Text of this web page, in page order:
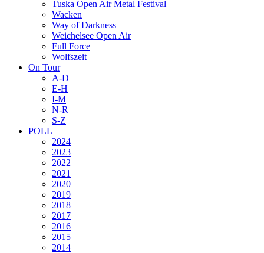
Tuska Open Air Metal Festival
Wacken
Way of Darkness
Weichelsee Open Air
Full Force
Wolfszeit
On Tour
A-D
E-H
I-M
N-R
S-Z
POLL
2024
2023
2022
2021
2020
2019
2018
2017
2016
2015
2014